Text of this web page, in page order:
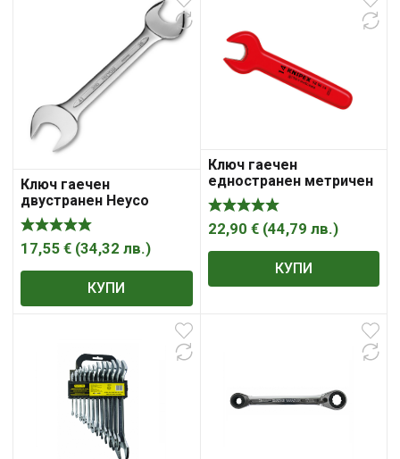
Ключ гаечен
двустранен Heyco
30х34х325 мм, 350
17,55 € (34,32 лв.)
КУПИ
Ключ гаечен
едностранен метричен
1000V VDE, 125mm
Knipex
22,90 € (44,79 лв.)
КУПИ